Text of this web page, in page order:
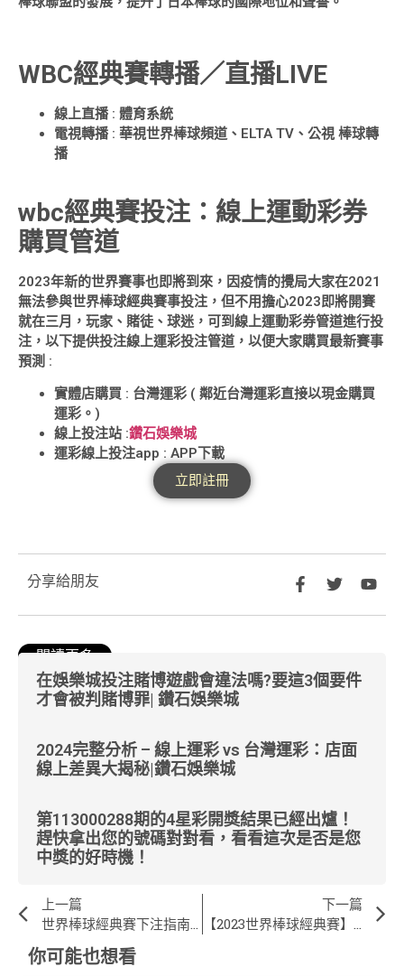
WBC經典賽轉播／直播LIVE
線上直播 : 體育系統
電視轉播 : 華視世界棒球頻道、ELTA TV 、 公視 棒球轉
播
wbc經典賽投注：線上運動彩券
購買管道
2023年新的世界賽事也即將到來，因疫情的攪局大家在2021
無法參與世界棒球經典賽事投注，但不用擔心2023即將開賽
就在三月，玩家、賭徒、球迷，可到線上運動彩券管道進行投
注，以下提供投注線上運彩投注管道，以便大家購買最新賽事
預測 :
實體店購買 : 台灣運彩 ( 鄰近台灣運彩直接以現金購買
運彩。)
線上投注站 :鑽石娛樂城
運彩線上投注app : APP下載
立即註冊
分享給朋友
閱讀更多
在娛樂城投注賭博遊戲會違法嗎?要這3個要件
才會被判賭博罪| 鑽石娛樂城
2024完整分析 – 線上運彩 vs 台灣運彩：店面
線上差異大揭秘|鑽石娛樂城
第113000288期的4星彩開獎結果已經出爐！
趕快拿出您的號碼對對看，看看這次是否是您
中獎的好時機！
上一篇
世界棒球經典賽下注指南：掌握經典賽運彩的玩法和技巧，場中投注與串關解析 | 鑽石娛樂城
下一篇
【2023世界棒球經典賽】完整攻略 : 經典賽賽制規則、轉播資訊、WBC賽程表 | 鑽石娛樂城
你可能也想看